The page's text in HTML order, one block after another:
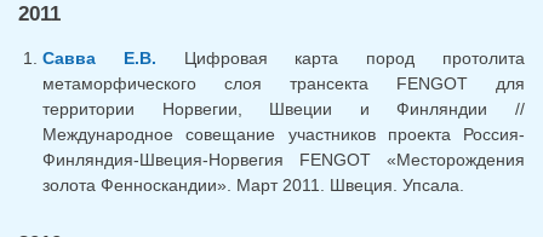
2011
Савва Е.В. Цифровая карта пород протолита
метаморфического слоя трансекта FENGOT для
территории Норвегии, Швеции и Финляндии //
Международное совещание участников проекта Россия-
Финляндия-Швеция-Норвегия FENGOT «Месторождения
золота Фенноскандии». Март 2011. Швеция. Упсала.